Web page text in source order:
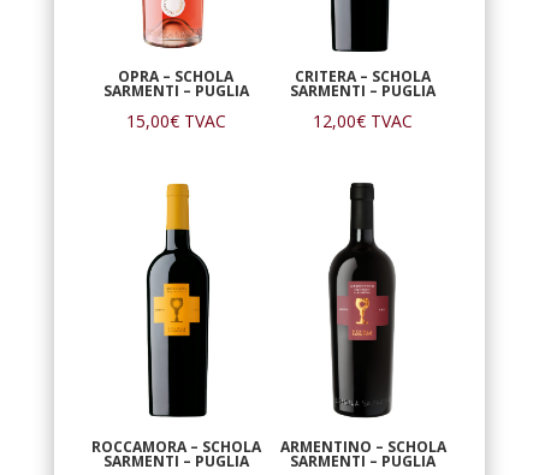
OPRA – SCHOLA
SARMENTI – PUGLIA
15,00€ TVAC
CRITERA – SCHOLA
SARMENTI – PUGLIA
12,00€ TVAC
ROCCAMORA – SCHOLA
SARMENTI – PUGLIA
ARMENTINO – SCHOLA
SARMENTI – PUGLIA